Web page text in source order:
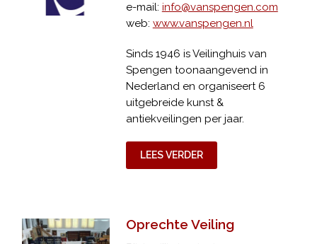
e-mail: info@vanspengen.com
web: www.vanspengen.nl
Sinds 1946 is Veilinghuis van
Spengen toonaangevend in
Nederland en organiseert 6
uitgebreide kunst &
antiekveilingen per jaar.
LEES VERDER
Oprechte Veiling